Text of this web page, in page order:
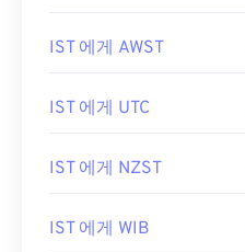
IST 에게 AWST
IST 에게 UTC
IST 에게 NZST
IST 에게 WIB